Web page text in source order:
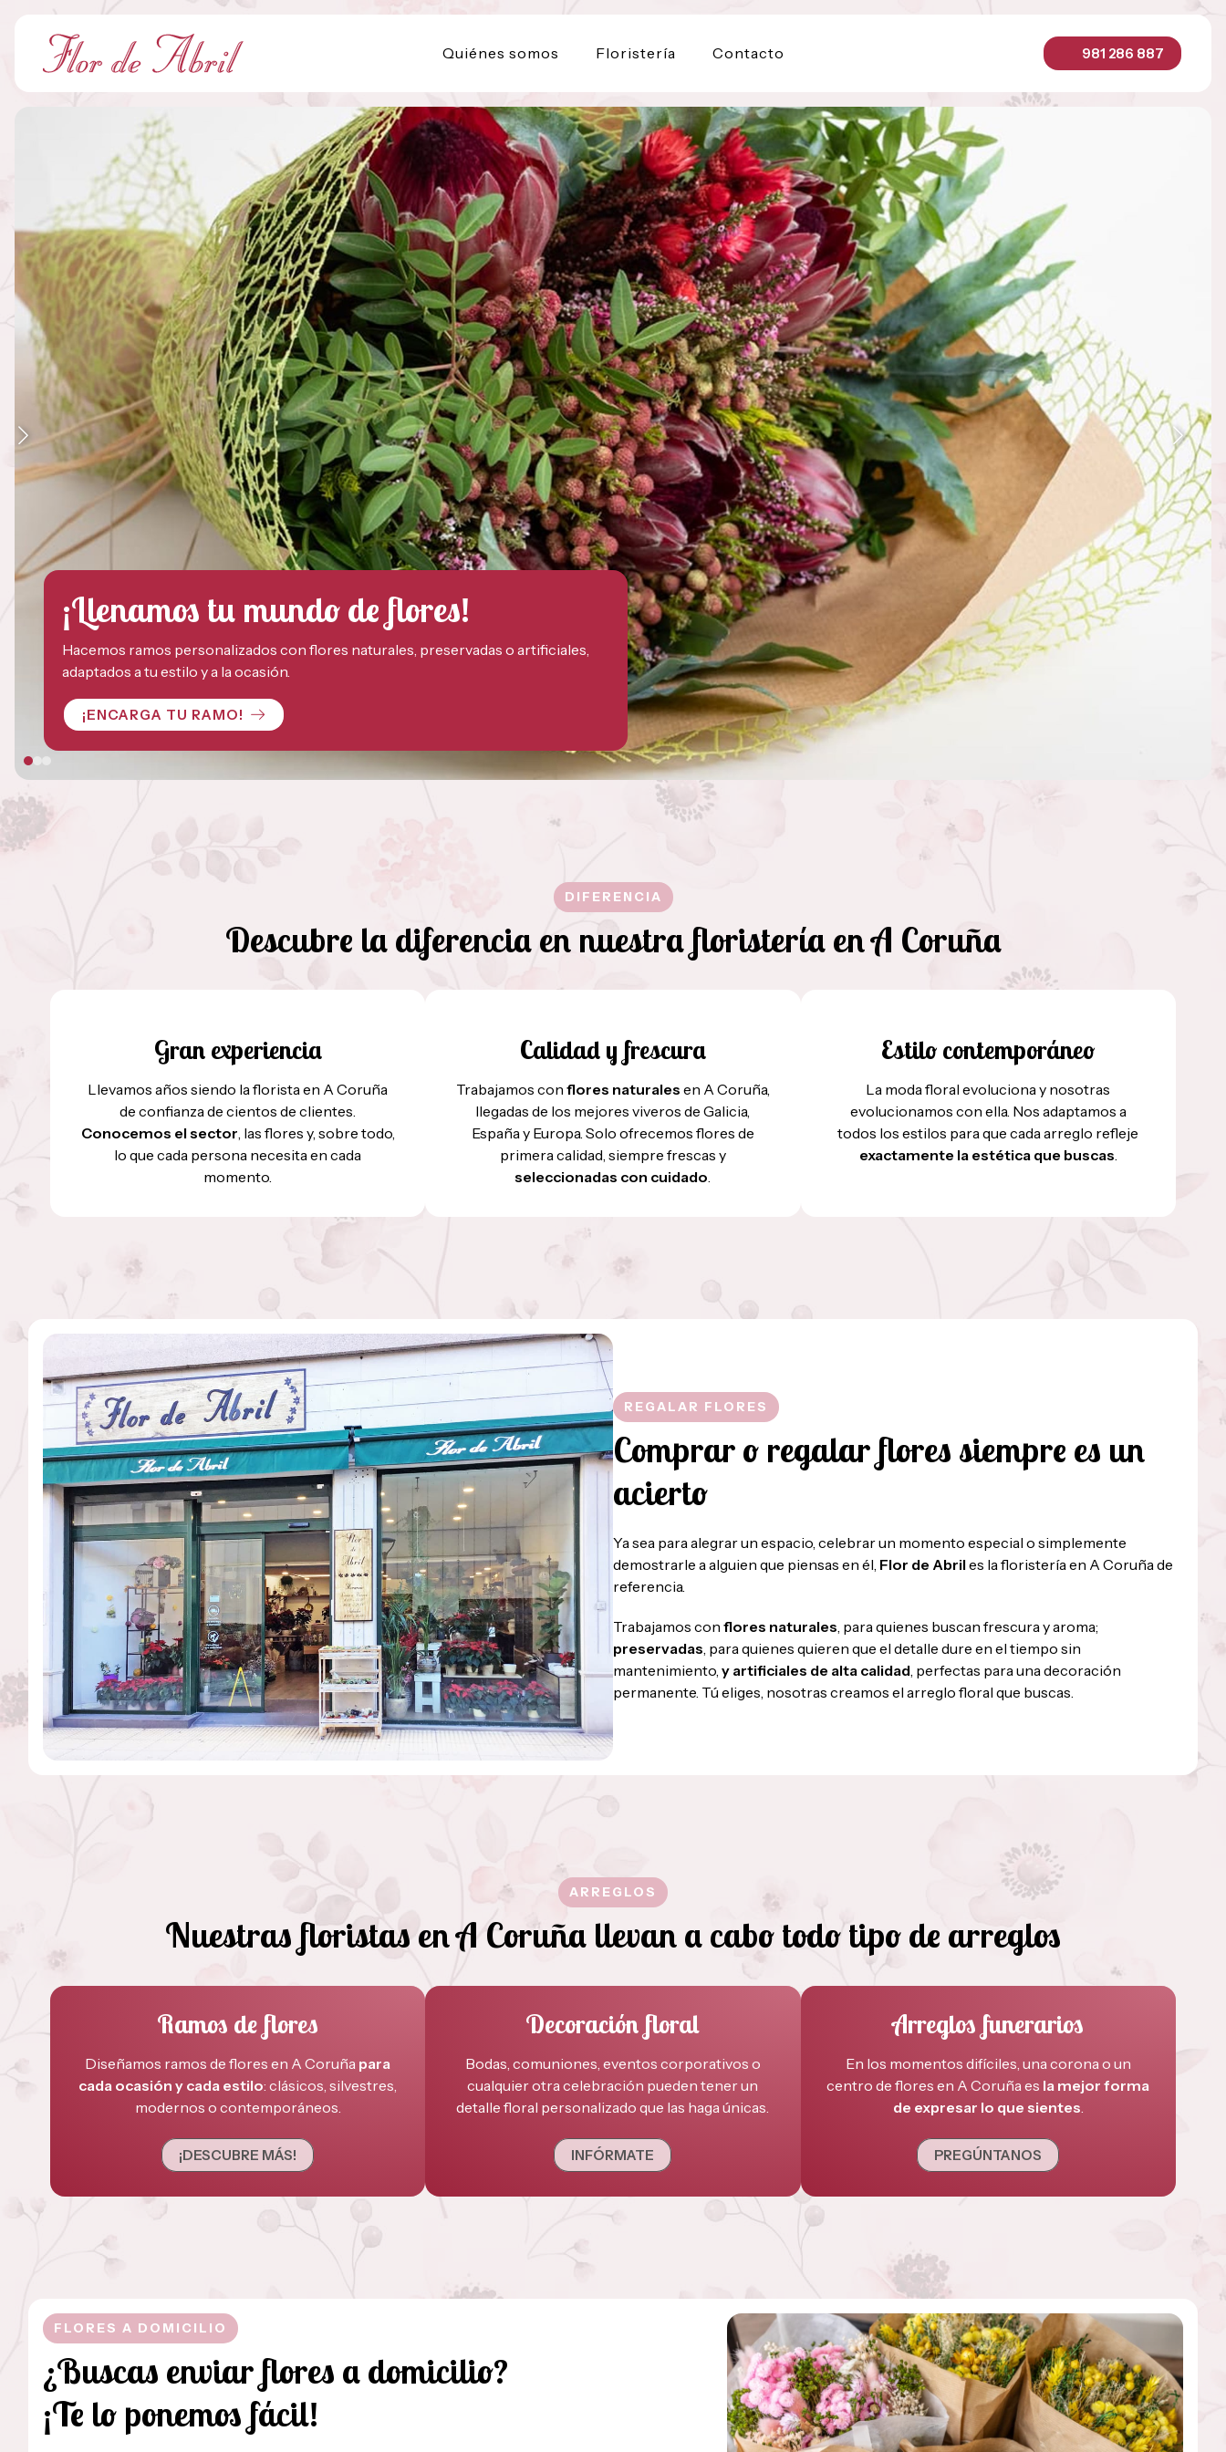
Quiénes somos Floristería Contacto 981 286 887
¡Llenamos tu mundo de flores!
Hacemos ramos personalizados con flores naturales, preservadas o artificiales,
adaptados a tu estilo y a la ocasión.
¡ENCARGA TU RAMO!
DIFERENCIA
Descubre la diferencia en nuestra floristería en A Coruña
Gran experiencia
Llevamos años siendo la florista en A Coruña
de confianza de cientos de clientes.
Conocemos el sector , las flores y, sobre todo,
lo que cada persona necesita en cada
momento.
Calidad y frescura
Trabajamos con flores naturales en A Coruña,
llegadas de los mejores viveros de Galicia,
España y Europa. Solo ofrecemos flores de
primera calidad, siempre frescas y
seleccionadas con cuidado
Estilo contemporáneo
La moda floral evoluciona y nosotras
evolucionamos con ella. Nos adaptamos a
todos los estilos para que cada arreglo refleje
exactamente la estética que buscas
REGALAR FLORES
Comprar o regalar flores siempre es un
acierto
Ya sea para alegrar un espacio, celebrar un momento especial o simplemente
demostrarle a alguien que piensas en él, Flor de Abriles la floristería en A Coruña de
referencia.
Trabajamos con flores naturales , para quienes buscan frescura y aroma;
preservadas , para quienes quieren que el detalle dure en el tiempo sin
mantenimiento, y artificiales de alta calidad , perfectas para una decoración
permanente. Tú eliges, nosotras creamos el arreglo floral que buscas.
ARREGLOS
Nuestras floristas en A Coruña llevan a cabo todo tipo de arreglos
Ramos de flores
Diseñamos ramos de flores en A Coruña para
cada ocasión y cada estilo: clásicos, silvestres,
modernos o contemporáneos.
¡DESCUBRE MÁS!
Decoración floral
Bodas, comuniones, eventos corporativos o
cualquier otra celebración pueden tener un
detalle floral personalizado que las haga únicas.
INFÓRMATE
Arreglos funerarios
En los momentos difíciles, una corona o un
centro de flores en A Coruña es la mejor forma
de expresar lo que sientes.
PREGÚNTANOS
FLORES A DOMICILIO
¿Buscas enviar flores a domicilio?
¡Te lo ponemos fácil!